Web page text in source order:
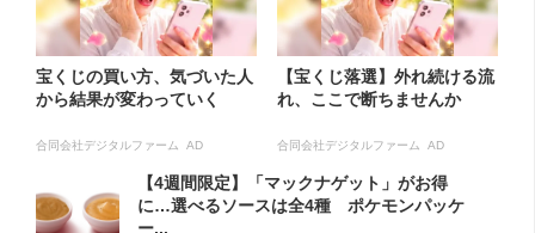
宝くじの買い方、気づいた人
から結果が変わっていく
合同会社デジタルファーム AD
【宝くじ落選】外れ続ける流
れ、ここで断ちませんか
合同会社デジタルファーム AD
【4週間限定】「マックナゲット」がお得
に…選べるソースは全4種 ポケモンパッケ
ー...